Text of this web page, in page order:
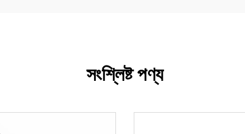
সংশ্লিষ্ট পণ্য